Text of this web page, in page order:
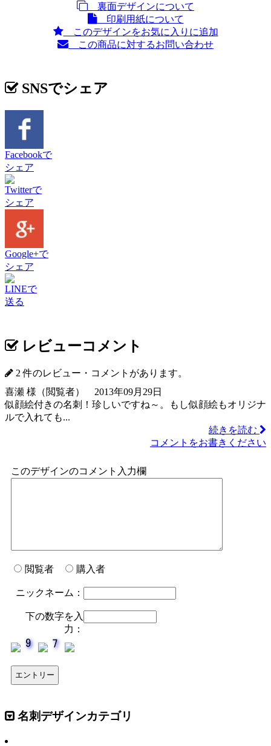
裏面デザインについて
印刷用紙について
このデザインをお気に入りに追加
この商品に対するお問い合わせ
SNSでシェア
Facebookで
シェア
Twitterで
シェア
Google+で
シェア
LINEで
送る
レビューコメント
2 件のレビュー・コメントがあります。
喜瀬 様（閲覧者） 2013年09月29日
似顔絵付きの名刺！珍しいですね～。もし似顔絵もオリジナ
ルで入れても...
続きを読む
コメントをお書きください
このデザインのコメント入力欄
閲覧者 購入者
ニックネーム：
下の数字を入
力：
名刺デザインカテゴリ